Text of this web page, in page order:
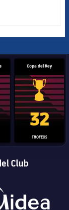
del Mundial de
Copa del Rey
Copa del
32
TROFEOS
Club